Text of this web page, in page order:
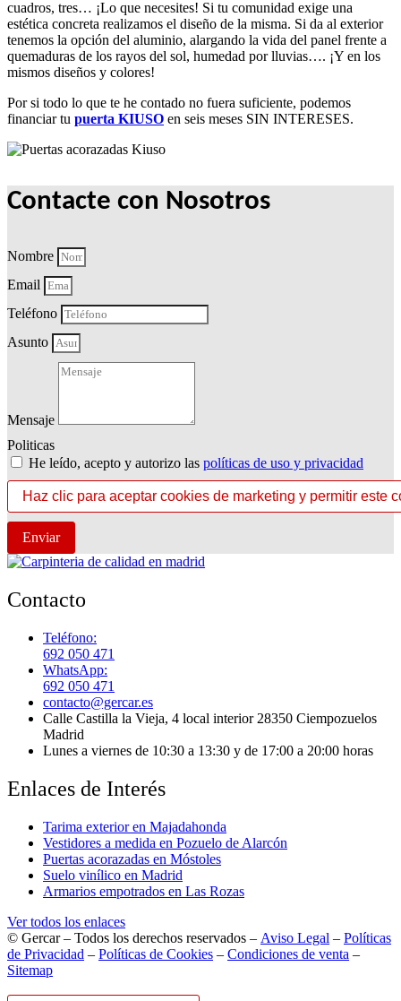
cuadros, tres… ¡Lo que necesites! Si tu comunidad exige una
estética concreta realizamos el diseño de la misma. Si da al exterior
tenemos la opción del aluminio, alargando la vida del panel frente a
quemaduras de los rayos del sol, humedad por lluvias…. ¡Y en los
mismos diseños y colores!
Por si todo lo que te he contado no fuera suficiente, podemos
financiar tu puerta KIUSO en seis meses SIN INTERESES.
Contacte con Nosotros
Nombre
Email
Teléfono
Asunto
Mensaje
Politicas
He leído, acepto y autorizo las políticas de uso y privacidad
Haz clic para aceptar cookies de marketing y permitir este
Enviar
Contacto
Teléfono:
692 050 471
WhatsApp:
692 050 471
contacto@gercar.es
Calle Castilla la Vieja, 4 local interior 28350 Ciempozuelos
Madrid
Lunes a viernes de 10:30 a 13:30 y de 17:00 a 20:00 horas
Enlaces de Interés
Tarima exterior en Majadahonda
Vestidores a medida en Pozuelo de Alarcón
Puertas acorazadas en Móstoles
Suelo vinílico en Madrid
Armarios empotrados en Las Rozas
Ver todos los enlaces
© Gercar – Todos los derechos reservados – Aviso Legal – Políticas
de Privacidad – Políticas de Cookies – Condiciones de venta –
Sitemap